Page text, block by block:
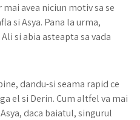
avea niciun motiv sa se
si Asya. Pana la urma,
si abia asteapta sa vada
dandu-si seama rapid ce
el si Derin. Cum altfel va mai
daca baiatul, singurul